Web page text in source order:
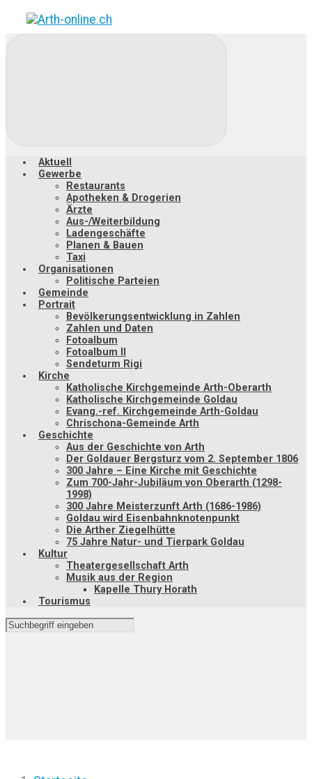
Zum
Hauptinhalt
Aktuell
Gewerbe
Restaurants
Apotheken & Drogerien
Ärzte
Aus-/Weiterbildung
Ladengeschäfte
Planen & Bauen
Taxi
Organisationen
Politische Parteien
Gemeinde
Portrait
Bevölkerungsentwicklung in Zahlen
Zahlen und Daten
Fotoalbum
Fotoalbum II
Sendeturm Rigi
Kirche
Katholische Kirchgemeinde Arth-Oberarth
Katholische Kirchgemeinde Goldau
Evang.-ref. Kirchgemeinde Arth-Goldau
Chrischona-Gemeinde Arth
Geschichte
Aus der Geschichte von Arth
Der Goldauer Bergsturz vom 2. September 1806
300 Jahre – Eine Kirche mit Geschichte
Zum 700-Jahr-Jubiläum von Oberarth (1298-
1998)
300 Jahre Meisterzunft Arth (1686-1986)
Goldau wird Eisenbahnknotenpunkt
Die Arther Ziegelhütte
75 Jahre Natur- und Tierpark Goldau
Kultur
Theatergesellschaft Arth
Musik aus der Region
Kapelle Thury Horath
Tourismus